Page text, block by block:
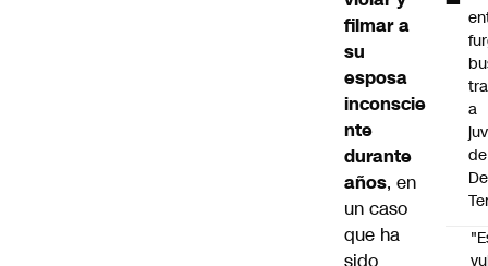
filmar a
su
esposa
inconscie
nte
durante
años, en
un caso
que ha
sido
a
de